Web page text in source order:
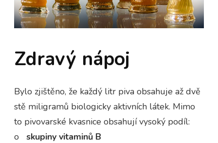
Zdravý nápoj
Bylo zjištěno, že každý litr piva obsahuje až dvě
stě miligramů biologicky aktivních látek. Mimo
to pivovarské kvasnice obsahují vysoký podíl:
o skupiny vitaminů B